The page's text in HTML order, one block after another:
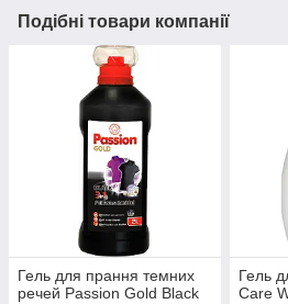
Подібні товари компанії
Гель для прання темних
речей Passion Gold Black
Гель
Care